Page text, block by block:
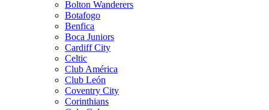
Bolton Wanderers
Botafogo
Benfica
Boca Juniors
Cardiff City
Celtic
Club América
Club León
Coventry City
Corinthians